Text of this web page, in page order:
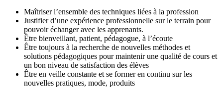
Maîtriser l’ensemble des techniques liées à la profession
Justifier d’une expérience professionnelle sur le terrain pour
pouvoir échanger avec les apprenants.
Être bienveillant, patient, pédagogue, à l’écoute
Être toujours à la recherche de nouvelles méthodes et
solutions pédagogiques pour maintenir une qualité de cours et
un bon niveau de satisfaction des élèves
Être en veille constante et se former en continu sur les
nouvelles pratiques, mode, produits